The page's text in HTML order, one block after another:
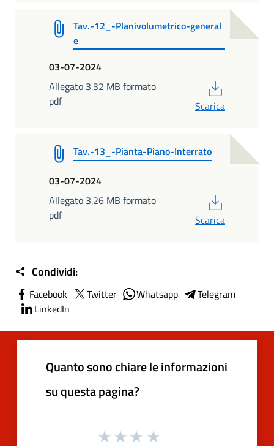
Tav.-12_-Planivolumetrico-general
e
03-07-2024
Allegato 3.32 MB formato
pdf
Scarica
Tav.-13_-Pianta-Piano-Interrato
03-07-2024
Allegato 3.26 MB formato
pdf
Scarica
Condividi:
Facebook Twitter Whatsapp
Telegram
LinkedIn
Quanto sono chiare le informazioni
su questa pagina?